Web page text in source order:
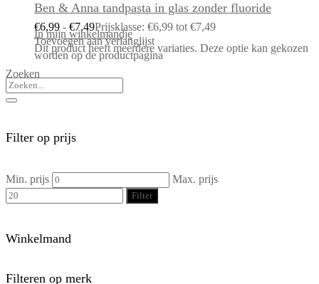
Ben & Anna tandpasta in glas zonder fluoride
€6,99 - €7,49Prijsklasse: €6,99 tot €7,49
In mijn winkelmandje
Toevoegen aan verlanglijst
Dit product heeft meerdere variaties. Deze optie kan gekozen
worden op de productpagina
Zoeken
Filter op prijs
Min. prijs Max. prijs
Filter
Winkelmand
Filteren op merk